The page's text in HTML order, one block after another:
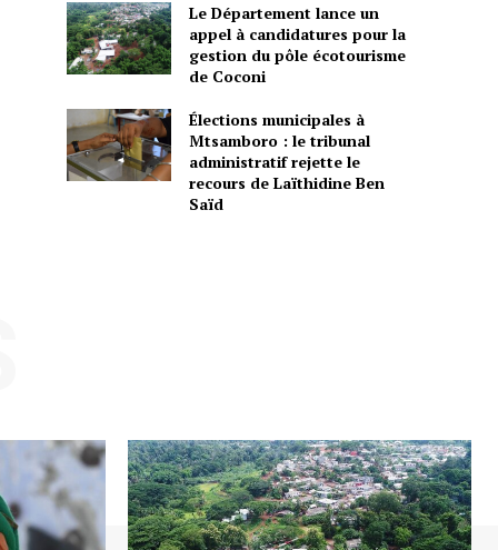
Le Département lance un
appel à candidatures pour la
gestion du pôle écotourisme
de Coconi
Élections municipales à
Mtsamboro : le tribunal
administratif rejette le
recours de Laïthidine Ben
Saïd